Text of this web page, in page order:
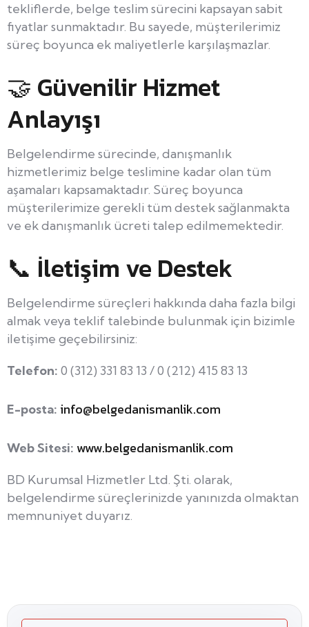
tekliflerde, belge teslim sürecini kapsayan sabit
fiyatlar sunmaktadır. Bu sayede, müşterilerimiz
süreç boyunca ek maliyetlerle karşılaşmazlar.
🤝 Güvenilir Hizmet
Anlayışı
Belgelendirme sürecinde, danışmanlık
hizmetlerimiz belge teslimine kadar olan tüm
aşamaları kapsamaktadır. Süreç boyunca
müşterilerimize gerekli tüm destek sağlanmakta
ve ek danışmanlık ücreti talep edilmemektedir.
📞 İletişim ve Destek
Belgelendirme süreçleri hakkında daha fazla bilgi
almak veya teklif talebinde bulunmak için bizimle
iletişime geçebilirsiniz:
Telefon: 0 (312) 331 83 13 / 0 (212) 415 83 13
E-posta: info@belgedanismanlik.com
Web Sitesi: www.belgedanismanlik.com
BD Kurumsal Hizmetler Ltd. Şti. olarak,
belgelendirme süreçlerinizde yanınızda olmaktan
memnuniyet duyarız.